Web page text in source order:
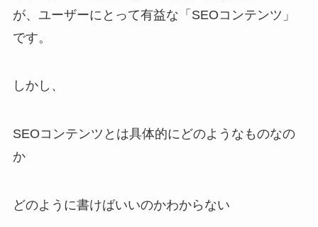
が、ユーザーにとって有益な「SEOコンテンツ」
です。
しかし、
SEOコンテンツとは具体的にどのようなものなの
か
どのように書けばいいのかわからない